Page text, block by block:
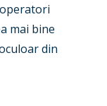
mai bine
din
2025
2024
Reports